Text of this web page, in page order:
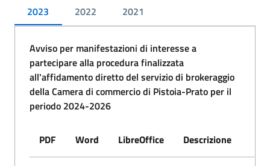
2023 2022 2021
Avviso per manifestazioni di interesse a
partecipare alla procedura finalizzata
all'affidamento diretto del servizio di brokeraggio
della Camera di commercio di Pistoia-Prato per il
periodo 2024-2026
PDF Word LibreOffice Descrizione